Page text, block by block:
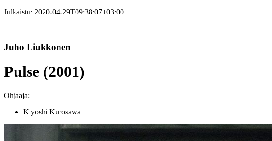
Julkaistu: 2020-04-29T09:38:07+03:00
Juho Liukkonen
Pulse (2001)
Ohjaaja:
Kiyoshi Kurosawa